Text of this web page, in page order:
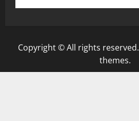
Copyright © All rights reserved.
themes.